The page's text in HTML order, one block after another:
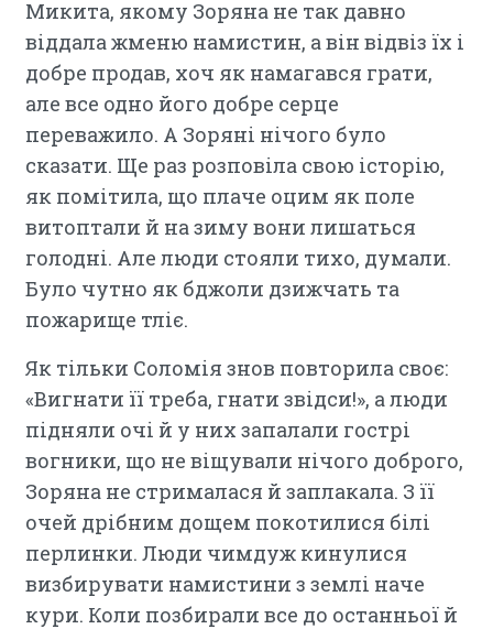
Микита, якому Зоряна не так давно
віддала жменю намистин, а він відвіз їх і
добре продав, хоч як намагався грати,
але все одно його добре серце
переважило. А Зоряні нічого було
сказати. Ще раз розповіла свою історію,
як помітила, що плаче оцим як поле
витоптали й на зиму вони лишаться
голодні. Але люди стояли тихо, думали.
Було чутно як бджоли дзижчать та
пожарище тліє.
Як тільки Соломія знов повторила своє:
«Вигнати її треба, гнати звідси!», а люди
підняли очі й у них запалали гострі
вогники, що не віщували нічого доброго,
Зоряна не стрималася й заплакала. З її
очей дрібним дощем покотилися білі
перлинки. Люди чимдуж кинулися
визбирувати намистини з землі наче
кури. Коли позбирали все до останньої й